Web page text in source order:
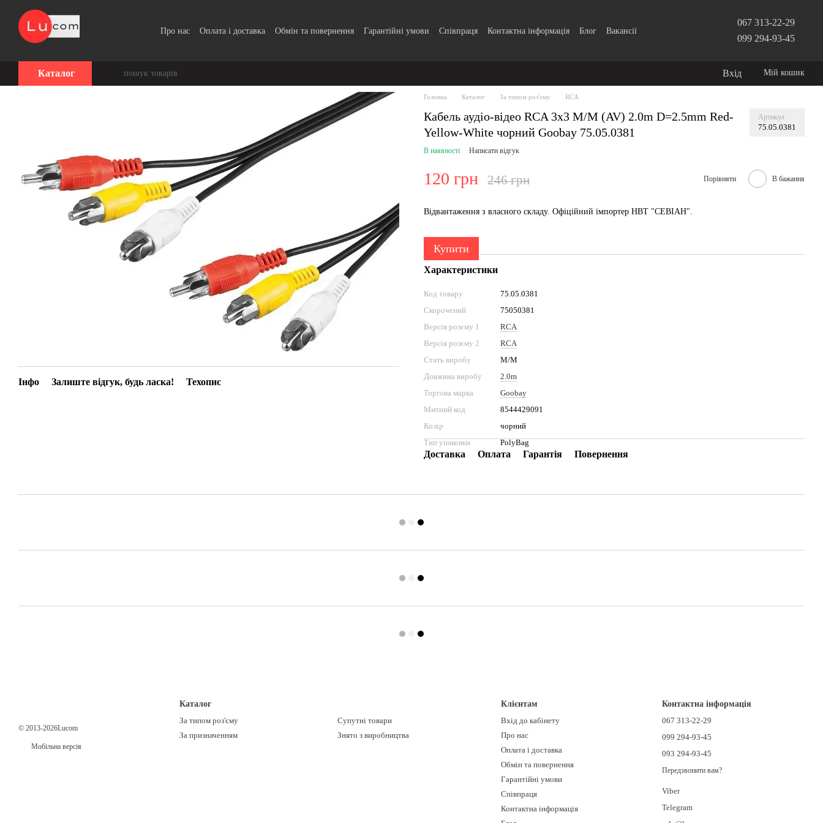
Перейти до основного контенту
Про нас Оплата і доставка Обмін та повернення Гарантійні умови Співпраця Контактна інформація Блог
Вакансії
067 313-22-29
099 294-93-45
Каталог Вхід Мій кошик
Інфо Залиште відгук, будь ласка! Техопис
Головна Каталог За типом роз'єму RCA
Кабель аудіо-відео RCA 3x3 M/M (AV) 2.0m D=2.5mm Red-
Yellow-White чорний Goobay 75.05.0381
Артикул
75.05.0381
В наявності Написати відгук
120 грн 246 грн Порівняти В бажання
Відвантаження з власного складу. Офіційний імпортер НВТ "СЕВІАН".
Купити
Характеристики
Код товару
75.05.0381
Скорочений
75050381
Версія розєму 1
RCA
Версія розєму 2
RCA
Стать виробу
M/M
Довжина виробу
2.0m
Торгова марка
Goobay
Митний код
8544429091
Колір
чорний
Тип упаковки
PolyBag
Доставка Оплата Гарантія Повернення
© 2013-2026Lucom
Мобільна версія
Каталог
За типом роз'єму
За призначенням
Супутні товари
Знято з виробництва
Клієнтам
Вхід до кабінету
Про нас
Оплата і доставка
Обмін та повернення
Гарантійні умови
Співпраця
Контактна інформація
Контактна інформація
067 313-22-29
099 294-93-45
093 294-93-45
Передзвонити вам?
Viber
Telegram